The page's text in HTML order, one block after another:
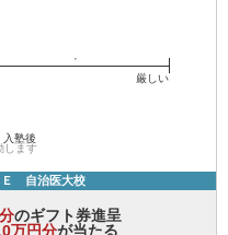
入塾後
厳しい
します
自治医大校
のギフト券進呈
万円分が当たる